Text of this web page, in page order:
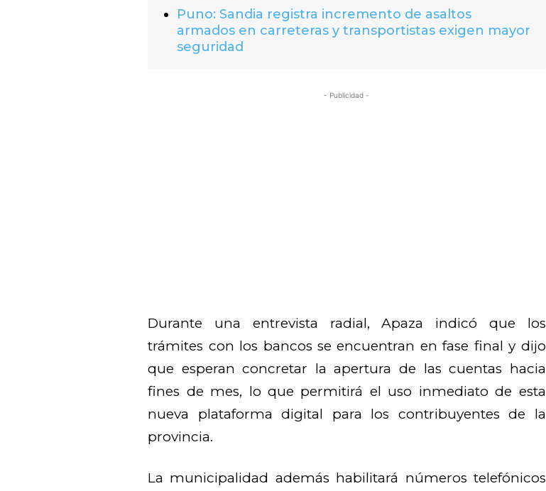
Puno: Sandia registra incremento de asaltos
armados en carreteras y transportistas exigen mayor
seguridad
- Publicidad -
Durante una entrevista radial, Apaza indicó que los
trámites con los bancos se encuentran en fase final y dijo
que esperan concretar la apertura de las cuentas hacia
fines de mes, lo que permitirá el uso inmediato de esta
nueva plataforma digital para los contribuyentes de la
provincia.
La municipalidad además habilitará números telefónicos